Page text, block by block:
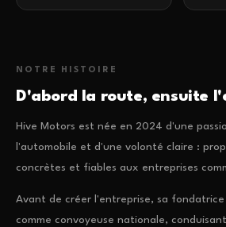
NOTRE HISTOIRE
D'abord la route, ensuite
Hive Motors est née en 2024 d'une
l'automobile et d'une volonté claire :
concrètes et fiables aux entreprises
Avant de créer l'entreprise, sa fondatrice
comme convoyeuse nationale,